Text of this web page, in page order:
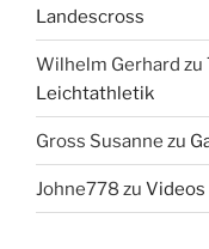
Landescross
Wilhelm Gerhard zu
Leichtathletik
Gross Susanne zu
Johne778 zu Videos